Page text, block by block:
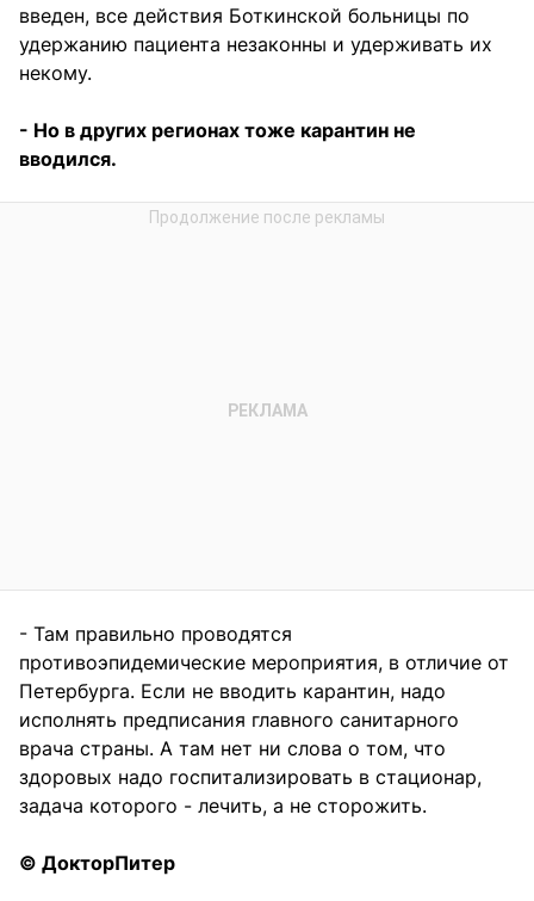
введен, все действия Боткинской больницы по
удержанию пациента незаконны и удерживать их
некому.
- Но в других регионах тоже карантин не
вводился.
- Там правильно проводятся
противоэпидемические мероприятия, в отличие от
Петербурга. Если не вводить карантин, надо
исполнять предписания главного санитарного
врача страны. А там нет ни слова о том, что
здоровых надо госпитализировать в стационар,
задача которого - лечить, а не сторожить.
© ДокторПитер